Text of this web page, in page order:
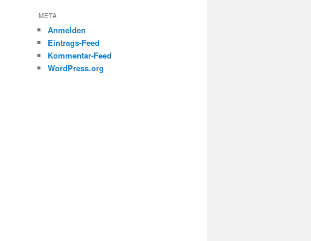
META
Anmelden
Eintrags-Feed
Kommentar-Feed
WordPress.org